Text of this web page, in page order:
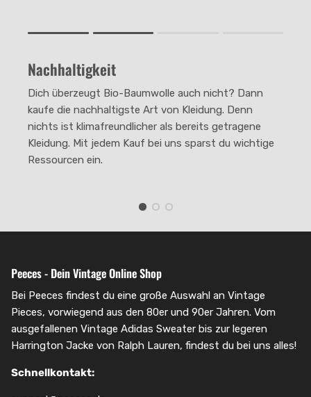
The rating of this product for "" is 2.
Nachhaltigkeit
Dich überzeugt Bio-Baumwolle auch nicht? Dann
kaufe die nachhaltigste Art von Kleidung. Denn
nichts ist klimafreundlicher als bereits getragene
Kleidung. Mit jedem Kauf bei uns sparst du wichtige
Ressourcen ein.
Peeces - Dein Vintage Online Shop
Bei Peeces findest du eine große Auswahl an Vintage
Pieces, vorwiegend aus den 80er und 90er Jahren. Vom
ausgefallenen Vintage Adidas Sweater bis zur legeren
Harrington Jacke von Ralph Lauren, findest du bei uns alles!
Schnellkontakt: